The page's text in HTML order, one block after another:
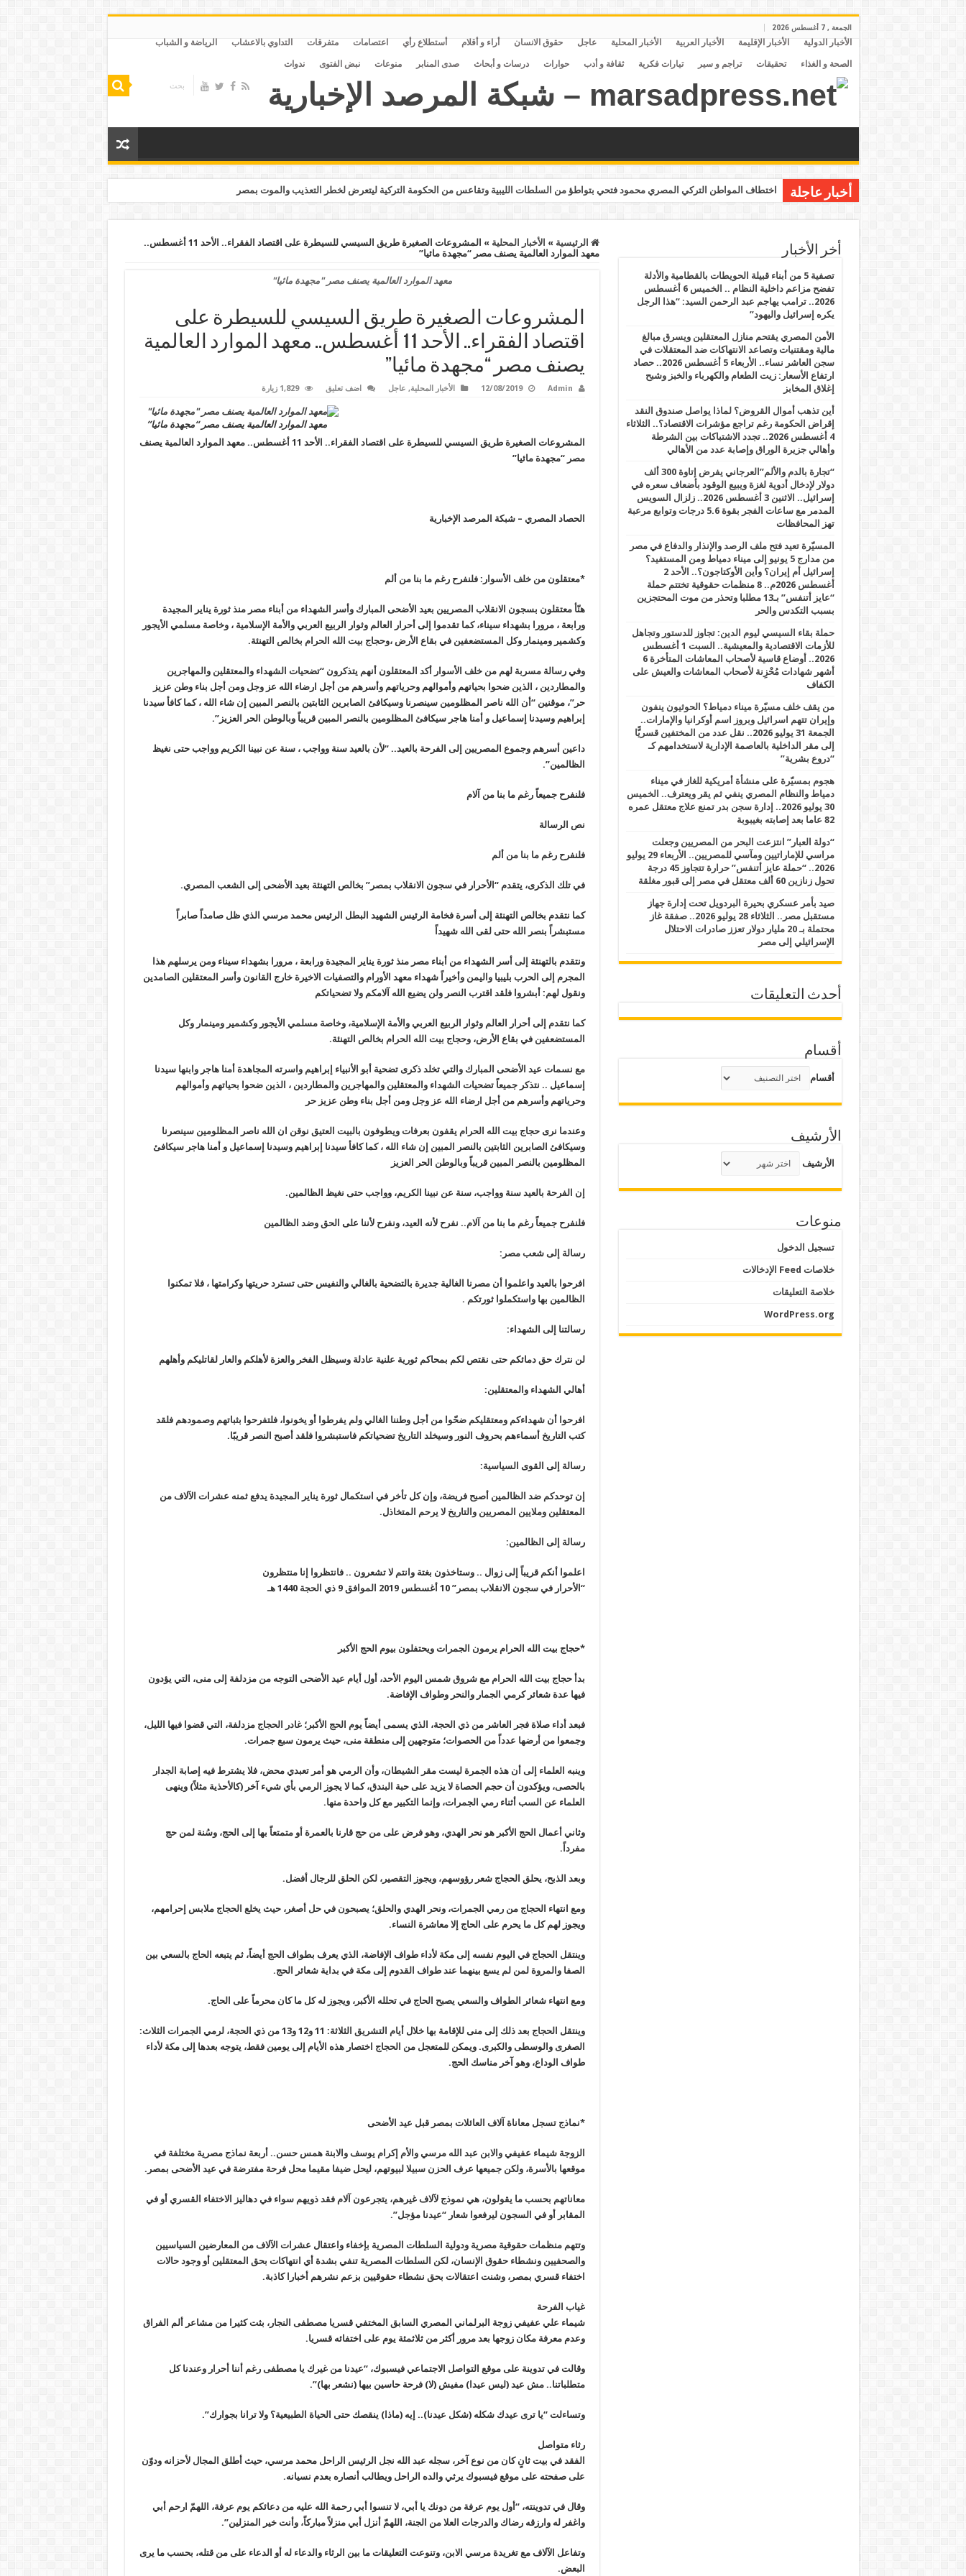
الجمعة , 7 أغسطس 2026
الأخبار الدولية الأخبار الإقليمة الأخبار العربية الأخبار المحلية عاجل حقوق الانسان أراء و أقلام أستطلاع رأي اعتصامات متفرقات التداوي بالاعشاب الرياضة و الشباب
الصحة و الغذاء تحقيقات تراجم و سير تيارات فكرية ثقافة و أدب حوارات درسات و أبحاث صدى المنابر منوعات نبض الفتوى ندوات
أخبار عاجلة اختطاف المواطن التركي المصري محمود فتحي بتواطؤ من السلطات الليبية وتقاعس من الحكومة التركية ليتعرض لخطر التعذيب والموت بمصر
الرئيسية » الأخبار المحلية »
المشروعات الصغيرة طريق السيسي للسيطرة على اقتصاد الفقراء.. الأحد 11 أغسطس..
معهد الموارد العالمية يصنف مصر “مجهدة مائيا”
معهد الموارد العالمية يصنف مصر "مجهدة مائيا"
المشروعات الصغيرة طريق السيسي للسيطرة على
اقتصاد الفقراء.. الأحد 11 أغسطس.. معهد الموارد العالمية
يصنف مصر “مجهدة مائيا”
Admin
12/08/2019 الأخبار المحلية, عاجل اضف تعليق 1,829 زيارة
معهد الموارد العالمية يصنف مصر “مجهدة مائيا”
المشروعات الصغيرة طريق السيسي للسيطرة على اقتصاد الفقراء.. الأحد 11 أغسطس ..معهد الموارد العالمية يصنف
مصر “مجهدة مائيا”
الحصاد المصري – شبكة المرصد الإخبارية
*معتقلون من خلف الأسوار: فلنفرح رغم ما بنا من ألم
هنّأ معتقلون بسجون الانقلاب المصريين بعيد الأضحى المبارك وأسر الشهداء من أبناء مصر منذ ثورة يناير المجيدة
ورابعة ، مرورا بشهداء سيناء، كما تقدموا إلى أحرار العالم وثوار الربيع العربي والأمة الإسلامية ، وخاصة مسلمي الأيجور
وكشمير ومينمار وكل المستضعفين في بقاع الأرض ،وحجاج بيت الله الحرام بخالص التهنئة.
وفي رسالة مسربة لهم من خلف الأسوار أكد المعتقلون أنهم يتذكرون “تضحيات الشهداء والمعتقلين والمهاجرين
والمطاردين ، الذين ضحوا بحياتهم وأموالهم وحرياتهم وأسرهم من أجل ارضاء الله عز وجل ومن أجل بناء وطن عزيز
حر”، موقنين “أن الله ناصر المظلومين سينصرنا وسيكافئ الصابرين الثابتين بالنصر المبين إن شاء الله ، كما كافأ سيدنا
إبراهيم وسيدنا إسماعيل و أمنا هاجر سيكافئ المظلومين بالنصر المبين قريباً وبالوطن الحر العزيز”.
داعين أسرهم وجموع المصريين إلى الفرحة بالعيد.. “لأن بالعيد سنة وواجب ، سنة عن نبينا الكريم وواجب حتى نغيظ
الظالمين”.
فلنفرح جميعاً رغم ما بنا من آلام
نص الرسالة
فلنفرح رغم ما بنا من ألم
في تلك الذكرى، يتقدم “الأحرار في سجون الانقلاب بمصر” بخالص التهنئة بعيد الأضحى إلى الشعب المصري.
كما نتقدم بخالص التهنئة إلى أسرة فخامة الرئيس الشهيد البطل الرئيس محمد مرسي الذي ظل صامداً صابراً
مستبشراً بنصر الله حتى لقى الله شهيداً
ونتقدم بالتهنئة إلى أسر الشهداء من أبناء مصر منذ ثورة يناير المجيدة ورابعة ، مرورا بشهداء سيناء ومن يرسلهم هذا
المجرم إلى الحرب بليبيا واليمن وأخيراً شهداء معهد الأورام والتصفيات الاخيرة خارج القانون وأسر المعتقلين الصامدين
ونقول لهم: أبشروا فلقد اقترب النصر ولن يضيع الله آلامكم ولا تضحياتكم
كما نتقدم إلى أحرار العالم وثوار الربيع العربي والأمة الإسلامية، وخاصة مسلمي الأيجور وكشمير ومينمار وكل
المستضعفين في بقاع الأرض، وحجاج بيت الله الحرام بخالص التهنئة.
مع نسمات عيد الأضحى المبارك والتي تخلد ذكرى تضحية أبو الأنبياء إبراهيم واسرته المجاهدة أمنا هاجر وابنها سيدنا
إسماعيل .. نتذكر جميعاً تضحيات الشهداء والمعتقلين والمهاجرين والمطاردين ، الذين ضحوا بحياتهم وأموالهم
وحرياتهم وأسرهم من أجل ارضاء الله عز وجل ومن أجل بناء وطن عزيز حر
وعندما نرى حجاج بيت الله الحرام يقفون بعرفات ويطوفون بالبيت العتيق نوقن ان الله ناصر المظلومين سينصرنا
وسيكافئ الصابرين الثابتين بالنصر المبين إن شاء الله ، كما كافأ سيدنا إبراهيم وسيدنا إسماعيل و أمنا هاجر سيكافئ
المظلومين بالنصر المبين قريباً وبالوطن الحر العزيز
إن الفرحة بالعيد سنة وواجب، سنة عن نبينا الكريم، وواجب حتى نغيظ الظالمين.
فلنفرح جميعاً رغم ما بنا من آلام.. نفرح لأنه العيد، ونفرح لأننا على الحق وضد الظالمين
رسالة إلى شعب مصر:
افرحوا بالعيد واعلموا أن مصرنا الغالية جديرة بالتضحية بالغالي والنفيس حتى تسترد حريتها وكرامتها ، فلا تمكنوا
الظالمين بها واستكملوا ثورتكم .
رسالتنا إلى الشهداء:
لن نترك حق دمائكم حتى نقتص لكم بمحاكم ثورية علنية عادلة وسيظل الفخر والعزة لأهلكم والعار لقاتليكم وأهلهم
أهالي الشهداء والمعتقلين:
افرحوا أن شهداءكم ومعتقليكم ضحّوا من أجل وطننا الغالي ولم يفرطوا أو يخونوا، فلتفرحوا بثباتهم وصمودهم فلقد
كتب التاريخ أسماءهم بحروف النور وسيخلد التاريخ تضحياتكم فاستبشروا فلقد أصبح النصر قريبًا.
رسالة إلى القوى السياسية:
إن توحدكم ضد الظالمين أصبح فريضة، وإن كل تأخر في استكمال ثورة يناير المجيدة يدفع ثمنه عشرات الآلاف من
المعتقلين وملايين المصريين والتاريخ لا يرحم المتخاذل.
رسالة إلى الظالمين:
اعلموا أنكم قريباً إلى زوال .. وستاخذون بغتة وانتم لا تشعرون .. فانتظروا إنا منتظرون
“الأحرار في سجون الانقلاب بمصر” 10 أغسطس 2019 الموافق 9 ذي الحجة 1440 هـ
*حجاج بيت الله الحرام يرمون الجمرات ويحتفلون بيوم الحج الأكبر
بدأ حجاج بيت الله الحرام مع شروق شمس اليوم الأحد، أول أيام عيد الأضحى التوجه من مزدلفة إلى منى، التي يؤدون
فيها عدة شعائر كرمي الجمار والنحر وطواف الإفاضة.
فبعد أداء صلاة فجر العاشر من ذي الحجة، الذي يسمى أيضاً يوم الحج الأكبر؛ غادر الحجاج مزدلفة، التي قضوا فيها الليل،
وجمعوا من أرضها عدداً من الحصوات؛ متوجهين إلى منطقة منى، حيث يرمون سبع جمرات.
وينبه العلماء إلى أن هذه الجمرة ليست مقر الشيطان، وأن الرمي هو أمر تعبدي محض، فلا يشترط فيه إصابة الجدار
بالحصى، ويؤكدون أن حجم الحصاة لا يزيد على حبة البندق، كما لا يجوز الرمي بأي شيء آخر (كالأحذية مثلاً) وينهى
العلماء عن السب أثناء رمي الجمرات، وإنما التكبير مع كل واحدة منها.
وثاني أعمال الحج الأكبر هو نحر الهدي، وهو فرض على من حج قارنا بالعمرة أو متمتعاً بها إلى الحج، وسُنة لمن حج
مفرداً.
وبعد الذبح، يحلق الحجاج شعر رؤوسهم، ويجوز التقصير، لكن الحلق للرجال أفضل.
ومع انتهاء الحجاج من رمي الجمرات، ونحر الهدي والحلق؛ يصبحون في حل أصغر، حيث يخلع الحجاج ملابس إحرامهم،
ويجوز لهم كل ما يحرم على الحاج إلا معاشرة النساء.
وينتقل الحجاج في اليوم نفسه إلى مكة لأداء طواف الإفاضة، الذي يعرف بطواف الحج أيضاً، ثم يتبعه الحاج بالسعي بين
الصفا والمروة لمن لم يسع بينهما عند طواف القدوم إلى مكة في بداية شعائر الحج.
ومع انتهاء شعائر الطواف والسعي يصبح الحاج في تحلله الأكبر، ويجوز له كل ما كان محرماً على الحاج.
وينتقل الحجاج بعد ذلك إلى منى للإقامة بها خلال أيام التشريق الثلاثة: 11 و12 و13 من ذي الحجة، لرمي الجمرات الثلاث:
الصغرى والوسطى والكبرى. ويمكن للمتعجل من الحجاج اختصار هذه الأيام إلى يومين فقط، يتوجه بعدها إلى مكة لأداء
طواف الوداع، وهو آخر مناسك الحج.
*نماذج تسجل معاناة آلاف العائلات بمصر قبل عيد الأضحى
الزوجة شيماء عفيفي والابن عبد الله مرسي والأم إكرام يوسف والابنة همس حسن.. أربعة نماذج مصرية مختلفة في
موقعها بالأسرة، ولكن جميعها عرف الحزن سبيلا لبيوتهم، ليحل ضيفا مقيما محل فرحة مفترضة في عيد الأضحى بمصر.
معاناتهم بحسب ما يقولون، هي نموذج لآلاف غيرهم، يتجرعون آلام فقد ذويهم سواء في دهاليز الاختفاء القسري أو في
المقابر أو في السجون ليرفعوا شعار “عيدنا مؤجل”.
وتتهم منظمات حقوقية مصرية ودولية السلطات المصرية بإخفاء واعتقال عشرات الآلاف من المعارضين السياسيين
والصحفيين ونشطاء حقوق الإنسان، لكن السلطات المصرية تنفي بشدة أي انتهاكات بحق المعتقلين أو وجود حالات
اختفاء قسري بمصر، وشنت اعتقالات بحق نشطاء حقوقيين بزعم نشرهم أخبارا كاذبة.
غياب الفرحة
شيماء علي عفيفي زوجة البرلماني المصري السابق المختفي قسريا مصطفى النجار، بثت كثيرا من مشاعر ألم الفراق
وعدم معرفة مكان زوجها بعد مرور أكثر من ثلاثمئة يوم على اختفائه قسريا.
وقالت في تدوينة على موقع التواصل الاجتماعي فيسبوك، “عيدنا من غيرك يا مصطفى رغم أننا أحرار وعندنا كل
متطلباتنا.. مش عيد (ليس عيدا) مفيش (لا) فرحة حاسين بيها (نشعر بها)”.
وتساءلت “يا ترى عيدك شكله (شكل عيدنا).. إيه (ماذا) ينقصك حتى الحياة الطبيعية؟ ولا ترانا بجوارك”.
رثاء متواصل
الفقد في بيت ثانٍ كان من نوع آخر، سجله عبد الله نجل الرئيس الراحل محمد مرسي، حيث أطلق المجال لأحزانه ودوّن
على صفحته على موقع فيسبوك يرثي والده الراحل ويطالب أنصاره بعدم نسيانه.
وقال في تدوينته، “أول يوم عرفة من دونك يا أبي، لا تنسوا أبي رحمة الله عليه من دعائكم يوم عرفة، اللهمّ ارحم أبي
واغفر له وارزقه رضاك والدرجات العلا من الجنة، اللهمّ أنزل أبي منزلاً مباركاً، وأنت خير المنزلين”.
وتفاعل الآلاف مع تغريدة مرسي الابن، وتنوعت التعليقات ما بين الرثاء والدعاء له أو الدعاء على من قتله، بحسب ما يرى
البعض.
أخر الأخبار
تصفية 5 من أبناء قبيلة الحويطات بالقطامية والأدلة
تفضح مزاعم داخلية النظام .. الخميس 6 أغسطس
2026.. ترامب يهاجم عبد الرحمن السيد: “هذا الرجل
يكره إسرائيل واليهود”
الأمن المصري يقتحم منازل المعتقلين ويسرق مبالغ
مالية ومقتنيات وتصاعد الانتهاكات ضد المعتقلات في
سجن العاشر نساء.. الأربعاء 5 أغسطس 2026.. حصاد
ارتفاع الأسعار: زيت الطعام والكهرباء والخبز وشبح
إغلاق المخابز
أين تذهب أموال القروض؟ لماذا يواصل صندوق النقد
إقراض الحكومة رغم تراجع مؤشرات الاقتصاد؟.. الثلاثاء
4 أغسطس 2026.. تجدد الاشتباكات بين الشرطة
وأهالي جزيرة الوراق وإصابة عدد من الأهالي
“تجارة بالدم والألم”العرجاني يفرض إتاوة 300 ألف
دولار لإدخال أدوية لغزة ويبيع الوقود بأضعاف سعره في
إسرائيل.. الاثنين 3 أغسطس 2026.. زلزال السويس
المدمر مع ساعات الفجر بقوة 5.6 درجات وتوابع مرعبة
تهز المحافظات
المسيّرة تعيد فتح ملف الرصد والإنذار والدفاع في مصر
من مدارج 5 يونيو إلى ميناء دمياط ومن المستفيد؟
إسرائيل أم إيران؟ وأين الأوكتاجون؟.. الأحد 2
أغسطس 2026م.. 8 منظمات حقوقية تختتم حملة
“عايز أتنفس” بـ13 مطلبا وتحذر من موت المحتجزين
بسبب التكدس والحر
حملة بقاء السيسي ليوم الدين: تجاوز للدستور وتجاهل
للأزمات الاقتصادية والمعيشية.. السبت 1 أغسطس
2026.. أوضاع قاسية لأصحاب المعاشات المتأخرة 6
أشهر شهادات مُحْزِنة لأصحاب المعاشات والعيش على
الكفاف
من يقف خلف مسيّرة ميناء دمياط؟ الحوثيون ينفون
وإيران تتهم اسرائيل وبروز اسم أوكرانيا والإمارات..
الجمعة 31 يوليو 2026.. نقل عدد من المختفين قسريًّا
إلى مقر الداخلية بالعاصمة الإدارية لاستخدامهم كـ
“دروع بشرية”
هجوم بمسيّرة على منشأة أمريكية للغاز في ميناء
دمياط والنظام المصري ينفي ثم يقر ويعترف.. الخميس
30 يوليو 2026.. إدارة سجن بدر تمنع علاج معتقل عمره
82 عاما بعد إصابته بغيبوبة
“دولة العبار” انتزعت البحر من المصريين وجعلت
مراسي للإماراتيين ومآسي للمصريين.. الأربعاء 29 يوليو
2026.. “حملة عايز أتنفس” حرارة تتجاوز 45 درجة
تحول زنازين 60 ألف معتقل في مصر إلى قبور مغلقة
صيد بأمر عسكري بحيرة البردويل تحت إدارة جهاز
مستقبل مصر.. الثلاثاء 28 يوليو 2026.. صفقة غاز
محتملة بـ 20 مليار دولار تعزز صادرات الاحتلال
الإسرائيلي إلى مصر
أحدث التعليقات
أقسام
أقسام
الأرشيف
الأرشيف
منوعات
تسجيل الدخول
خلاصات Feed الإدخالات
خلاصة التعليقات
WordPress.org